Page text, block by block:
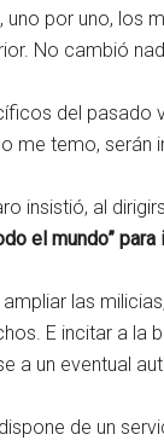
uno por uno, los
No cambió
del pasado
me temo, serán
insistió, al
el mundo”
las
E incitar a la
a un eventual
de un